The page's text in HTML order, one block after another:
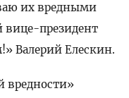
их вредными
президент
Валерий Елескин.
вредности»